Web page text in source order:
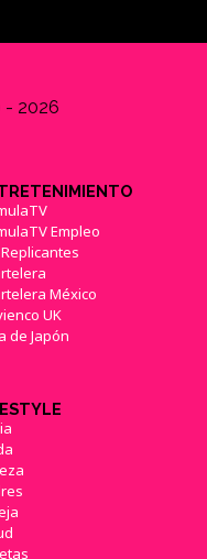
- 2026
Empleo
México
UK
de Japón